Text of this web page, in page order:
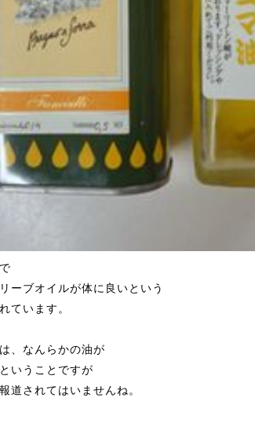
ーブオイルが体に良いという
ています。
、なんらかの油が
いうことですが
道されてはいませんね。